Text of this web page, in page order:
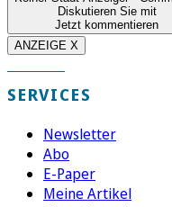
Diskutieren Sie mit
Jetzt kommentieren
ANZEIGE X
SERVICES
Newsletter
Abo
E-Paper
Meine Artikel